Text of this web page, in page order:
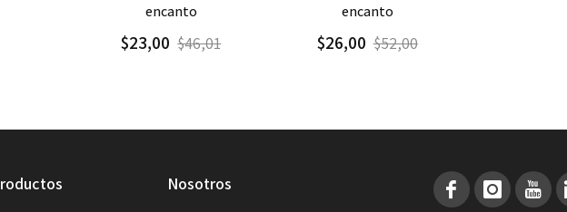
encanto
$23,00 $46,01
encanto
$26,00 $52,00
productos nosotros